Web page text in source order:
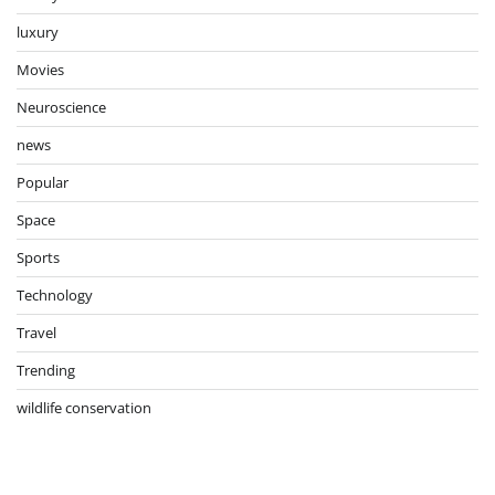
luxury
Movies
Neuroscience
news
Popular
Space
Sports
Technology
Travel
Trending
wildlife conservation